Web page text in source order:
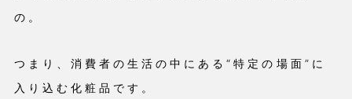
の。
つまり、消費者の生活の中にある“特定の場面”に
入り込む化粧品です。